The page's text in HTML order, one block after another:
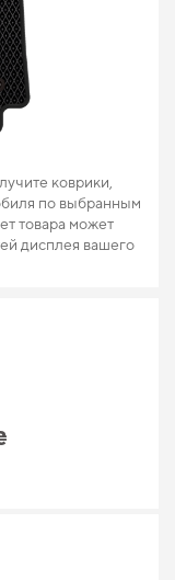
коврики,
по выбранным
товара может
дисплея вашего